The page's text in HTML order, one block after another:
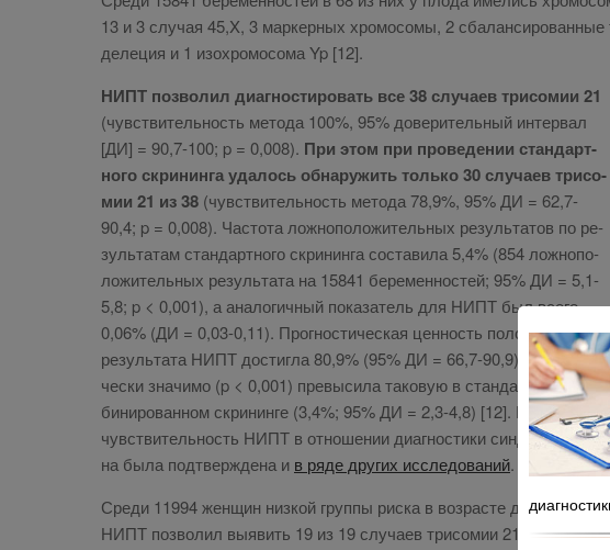
13 и 3 слу­чая 45,X, 3 мар­кер­ных хро­мо­со­мы, 2
де­ле­ция и 1 изо­хро­мо­со­ма Yp [12].
НИПТ поз­во­лил ди­а­гно­сти­ро­вать все 38 слу­ча­ев три­со­мии 21
(чув­стви­тель­ность ме­то­да 100%, 95% до­ве­ри­тель­ный ин­тер­вал
[ДИ] = 90,7-100; p = 0,008). При этом при про­ве­де­нии стан­дарт­
но­го скри­нин­га уда­лось об­на­ру­жить толь­ко 30 слу­ча­ев три­со­
мии 21 из 38 (чув­стви­тель­ность ме­то­да 78,9%, 95% ДИ = 62,7-
90,4; p = 0,008). Ча­сто­та лож­но­по­ло­жи­тель­ных ре­зуль­та­тов по ре­
зуль­та­там стан­дарт­но­го скри­нин­га со­ста­ви­ла 5,4% (854 лож­но­по­
ло­жи­тель­ных ре­зуль­та­та на 15841 бе­ре­мен­но­стей; 95% ДИ = 5,1-
5,8; p < 0,001), а ана­ло­гич­ный по­ка­за­тель для НИПТ был все­го
0,06% (ДИ = 0,03-0,11). Про­гно­сти­че­ская цен­ность по­ло­жи­тель­но­го
ре­зуль­та­та НИПТ до­стиг­ла 80,9% (95% ДИ = 66,7-90,9) и ста­ти­сти­
че­ски зна­чи­мо (p < 0,001) пре­вы­си­ла та­ко­вую в стан­дарт­ном ком­
би­ни­ро­ван­ном скри­нин­ге (3,4%; 95% ДИ = 2,3-4,8) [12]. Вы­со­кая
чув­стви­тель­ность НИПТ в от­но­ше­нии ди­а­гно­сти­ки син­дро­ма Да­у­
на бы­ла под­твер­жде­на и в ря­де дру­гих ис­сле­до­ва­ний.
Сре­ди 11994 жен­щин низ­кой груп­пы рис­ка в воз­расте до 35 лет,
НИПТ поз­во­лил вы­явить 19 из 19 слу­ча­ев три­со­мии 21, ко­ли­че­